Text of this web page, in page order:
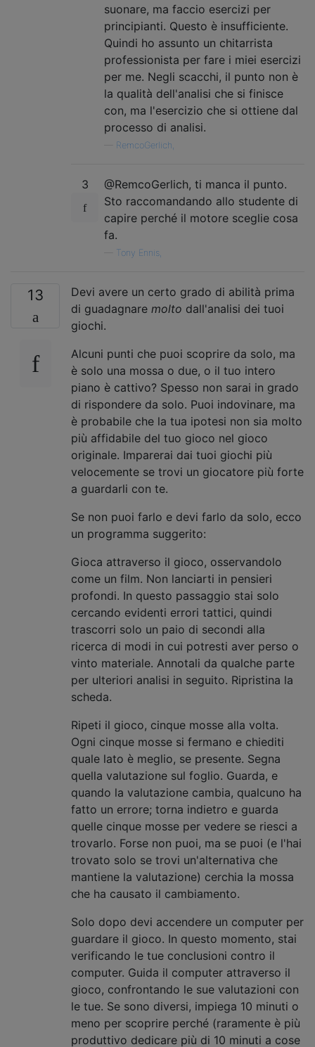
suonare, ma faccio esercizi per
principianti. Questo è insufficiente.
Quindi ho assunto un chitarrista
professionista per fare i miei esercizi
per me. Negli scacchi, il punto non è
la qualità dell'analisi che si finisce
con, ma l'esercizio che si ottiene dal
processo di analisi.
RemcoGerlich,
3
@RemcoGerlich, ti manca il punto.
Sto raccomandando allo studente di
capire perché il motore sceglie cosa
fa.
Tony Ennis,
13
Devi avere un certo grado di abilità prima
di guadagnare molto dall'analisi dei tuoi
giochi.
Alcuni punti che puoi scoprire da solo, ma
è solo una mossa o due, o il tuo intero
piano è cattivo? Spesso non sarai in grado
di rispondere da solo. Puoi indovinare, ma
è probabile che la tua ipotesi non sia molto
più affidabile del tuo gioco nel gioco
originale. Imparerai dai tuoi giochi più
velocemente se trovi un giocatore più forte
a guardarli con te.
Se non puoi farlo e devi farlo da solo, ecco
un programma suggerito:
Gioca attraverso il gioco, osservandolo
come un film. Non lanciarti in pensieri
profondi. In questo passaggio stai solo
cercando evidenti errori tattici, quindi
trascorri solo un paio di secondi alla
ricerca di modi in cui potresti aver perso o
vinto materiale. Annotali da qualche parte
per ulteriori analisi in seguito. Ripristina la
scheda.
Ripeti il ​​gioco, cinque mosse alla volta.
Ogni cinque mosse si fermano e chiediti
quale lato è meglio, se presente. Segna
quella valutazione sul foglio. Guarda, e
quando la valutazione cambia, qualcuno ha
fatto un errore; torna indietro e guarda
quelle cinque mosse per vedere se riesci a
trovarlo. Forse non puoi, ma se puoi (e l'hai
trovato solo se trovi un'alternativa che
mantiene la valutazione) cerchia la mossa
che ha causato il cambiamento.
Solo dopo devi accendere un computer per
guardare il gioco. In questo momento, stai
verificando le tue conclusioni contro il
computer. Guida il computer attraverso il
gioco, confrontando le sue valutazioni con
le tue. Se sono diversi, impiega 10 minuti o
meno per scoprire perché (raramente è più
produttivo dedicare più di 10 minuti a cose